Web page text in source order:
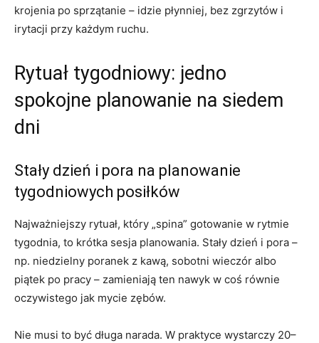
krojenia po sprzątanie – idzie płynniej, bez zgrzytów i
irytacji przy każdym ruchu.
Rytuał tygodniowy: jedno
spokojne planowanie na siedem
dni
Stały dzień i pora na planowanie
tygodniowych posiłków
Najważniejszy rytuał, który „spina” gotowanie w rytmie
tygodnia, to krótka sesja planowania. Stały dzień i pora –
np. niedzielny poranek z kawą, sobotni wieczór albo
piątek po pracy – zamieniają ten nawyk w coś równie
oczywistego jak mycie zębów.
Nie musi to być długa narada. W praktyce wystarczy 20–